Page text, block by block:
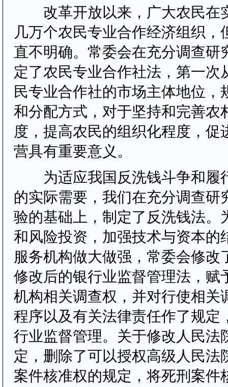
改革开放以来，广大农民在
几万个农民专业合作经济组织，
直不明确。常委会在充分调查研
定了农民专业合作社法，第一次
民专业合作社的市场主体地位，
和分配方式，对于坚持和完善农
度，提高农民的组织化程度，促
营具有重要意义。
为适应我国反洗钱斗争和履
的实际需要，我们在充分调查研
验的基础上，制定了反洗钱法。
和风险投资，加强技术与资本的
服务机构做大做强，常委会修改
修改后的银行业监督管理法，赋
机构相关调查权，并对行使相关
程序以及有关法律责任作了规定
行业监督管理。关于修改人民法
定，删除了可以授权高级人民法
案件核准权的规定，将死刑案件